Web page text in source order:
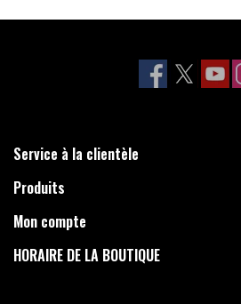
Service à la clientèle
Produits
Mon compte
HORAIRE DE LA BOUTIQUE